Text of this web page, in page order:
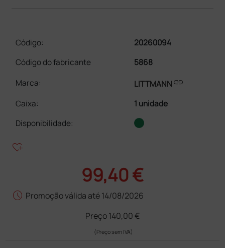
Código:
20260094
Código do fabricante
5868
Marca:
LITTMANNlink
Caixa:
1 unidade
Disponibilidade:
heart_plus
99,40 €
schedule Promoção válida até 14/08/2026
Preço140,00 €
(Preço sem IVA)